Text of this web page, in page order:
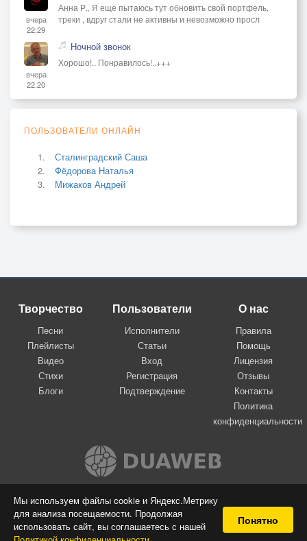
Мы используем файлы cookie и Яндекс.Метрику
для анализа посещаемости. Продолжая
использовать сайт, вы соглашаетесь с нашей
Понятно
вчера
22:29
Анна Р., Я еще пытаюсь тут обновить свой портфель,
треки , вдруг стали не активны и невозможно просл
вчера
22:20
Ночной звонок
Хорошо!.. Понравилось!..+++
ПОЛЬЗОВАТЕЛИ ОНЛАЙН
Сталинградский Саша
Фёдорова Наталья
Мижаков Андрей
Творчество
Песни
Плейлисты
Видео
Стихи
Блоги
Пользователи
Исполнители
Статьи
Вход
Регистрация
Подтверждение
О нас
Правила
Помощь
Лицензия
Отзывы
Контакты
Политика
конфиденциальности
Вконтакте
© 2009-2026 Я-пою
Музыкальный сайт самовыражения